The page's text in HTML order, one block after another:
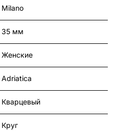
Milano
35 мм
Женские
Adriatica
Кварцевый
Круг